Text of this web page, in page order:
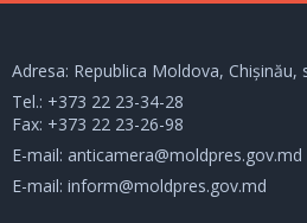
Adresa: Republica Moldova, Chișinău,
Tel.: +373 22 23-34-28
Fax: +373 22 23-26-98
E-mail: anticamera@moldpres.gov.md
E-mail: inform@moldpres.gov.md